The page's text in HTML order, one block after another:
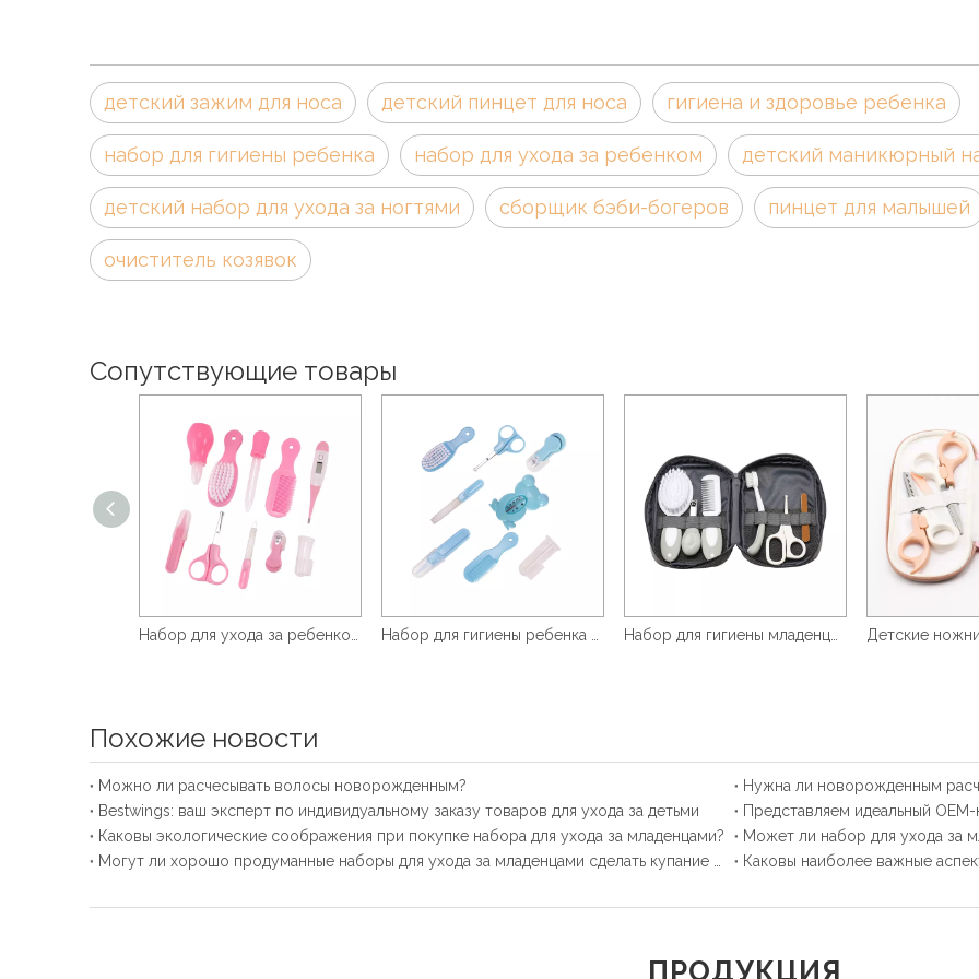
детский зажим для носа детский пинцет для носа гигиена и здоровье ребенка
набор для гигиены ребенка набор для ухода за ребенком детский маникюрный
детский набор для ухода за ногтями сборщик бэби-богеров пинцет для малышей
очиститель козявок
Сопутствующие товары
Похожие новости
Можно ли расчесывать волосы новорожденным?
Нужна ли новорожденным
Bestwings: ваш эксперт по индивидуальному заказу товаров для ухода за детьми
Представляем идеальный
Каковы экологические соображения при покупке набора для ухода за младенцами?
ПРОДУКЦИЯ